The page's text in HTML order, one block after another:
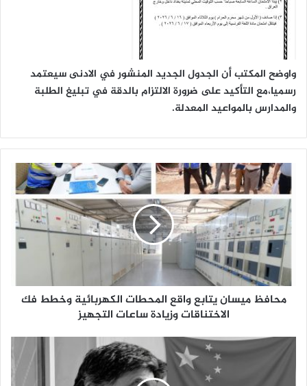
واوضح المكتب أن الجدول الجديد المنشور في الادنى سيعتمد
رسميا،مع التأكيد على ضرورة الالتزام بالدقة في تبليغ الطلبة
والمدارس بالمواعيد المعدلة.
ف
ظ
س
ع
محافظ ميسان يتابع واقع المحطات الكهربائية وخطط فك
الاختناقات وزيادة ساعات التجهيز
ر